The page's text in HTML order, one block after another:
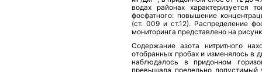
водах районах характеризуется
фосфатного: повышение
(ст. 009 и ст.12). Распределение
мониторинга представлено на
Содержание азота нитритного
отобранных пробах и изменялось в
наблюдалось в придонном
превышала предельно